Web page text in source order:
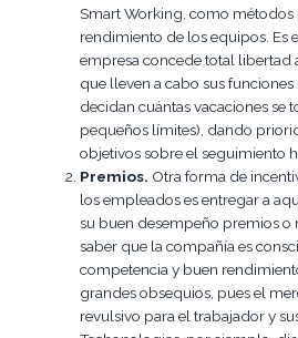
Smart Working, como métodos
rendimiento de los equipos. Es
empresa concede total libertad
que lleven a cabo sus
decidan cuántas vacaciones se
pequeños límites), dando
objetivos sobre el seguimiento
Premios. Otra forma de
los empleados es entregar a
su buen desempeño premios o
saber que la compañía es
competencia y buen
grandes obsequios, pues el
revulsivo para el trabajador y